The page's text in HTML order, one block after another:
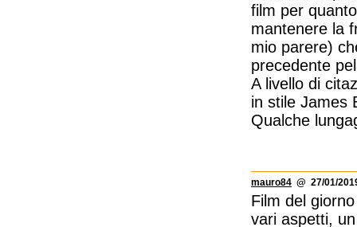
film per
mantenere la
mio parere)
precedente
A livello di
in stile James
Qualche
mauro84 @ 27/01/
Film del
vari aspetti,